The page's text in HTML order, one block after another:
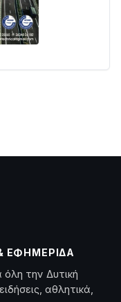
ΕΦΗΜΕΡΊΔΑ
την Δυτική
αθλητικά,